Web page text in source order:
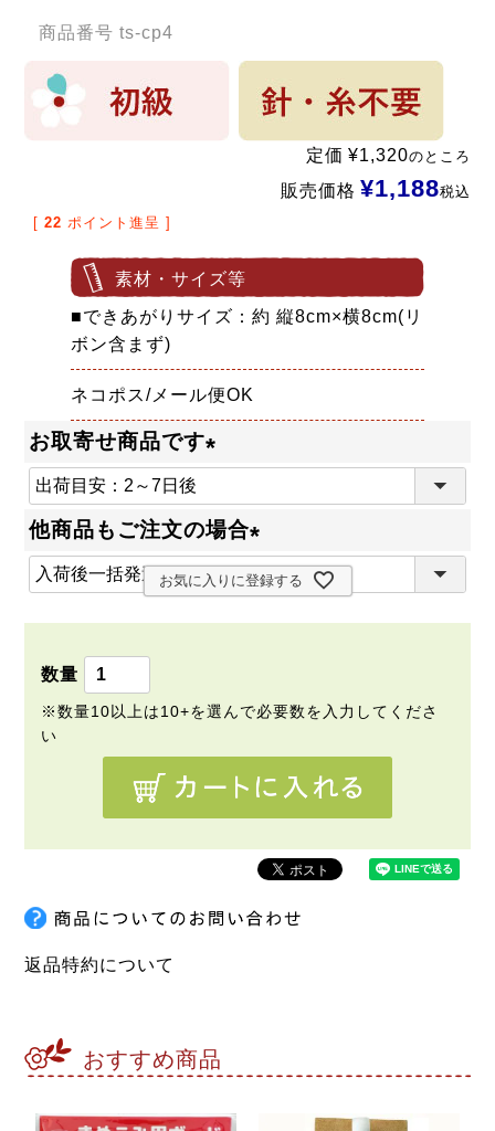
商品番号 ts-cp4
定価 ¥1,320のところ
販売価格 ¥1,188税込
[ 22 ポイント進呈 ]
素材・サイズ等
■できあがりサイズ：約 縦8cm×横8cm(リ
ボン含まず)
ネコポス/メール便OK
お取寄せ商品です
必
)
他商品もご注文の場合
(
お気に入りに登録する
返品特約について
おすすめ商品